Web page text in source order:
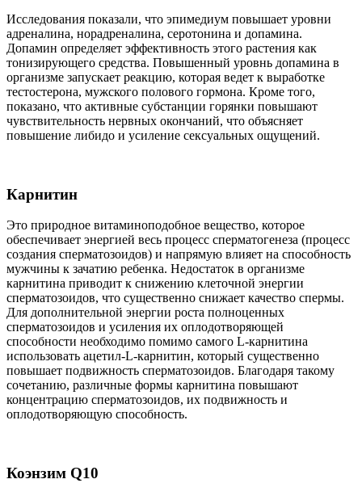
Исследования показали, что эпимедиум повышает уровни
адреналина, норадреналина, серотонина и допамина.
Допамин определяет эффективность этого растения как
тонизирующего средства. Повышенный уровнь допамина в
организме запускает реакцию, которая ведет к выработке
тестостерона, мужского полового гормона. Кроме того,
показано, что активные субстанции горянки повышают
чувствительность нервных окончаний, что объясняет
повышение либидо и усиление сексуальных ощущений.
Карнитин
Это природное витаминоподобное вещество, которое
обеспечивает энергией весь процесс сперматогенеза (процесс
создания сперматозоидов) и напрямую влияет на способность
мужчины к зачатию ребенка. Недостаток в организме
карнитина приводит к снижению клеточной энергии
сперматозоидов, что существенно снижает качество спермы.
Для дополнительной энергии роста полноценных
сперматозоидов и усиления их оплодотворяющей
способности необходимо помимо самого L-карнитина
использовать ацетил-L-карнитин, который существенно
повышает подвижность сперматозоидов. Благодаря такому
сочетанию, различные формы карнитина повышают
концентрацию сперматозоидов, их подвижность и
оплодотворяющую способность.
Коэнзим Q10